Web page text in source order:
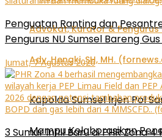
Kapolda Sumsel Irjen Pol
Mampu Kolaborasikan
Penguatan Ranting dan
Pengurus NU Sumsel Bareng
Jumat, 7 Agustus 2026
3 Sumur Infill Baru di PHR Zona